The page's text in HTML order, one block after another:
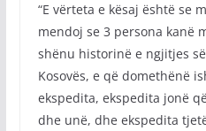
“E vërteta e kësaj është se
mendoj se 3 persona kanë
shënu historinë e ngjitjes
Kosovës, e që domethënë
ekspedita, ekspedita jonë
dhe unë, dhe ekspedita